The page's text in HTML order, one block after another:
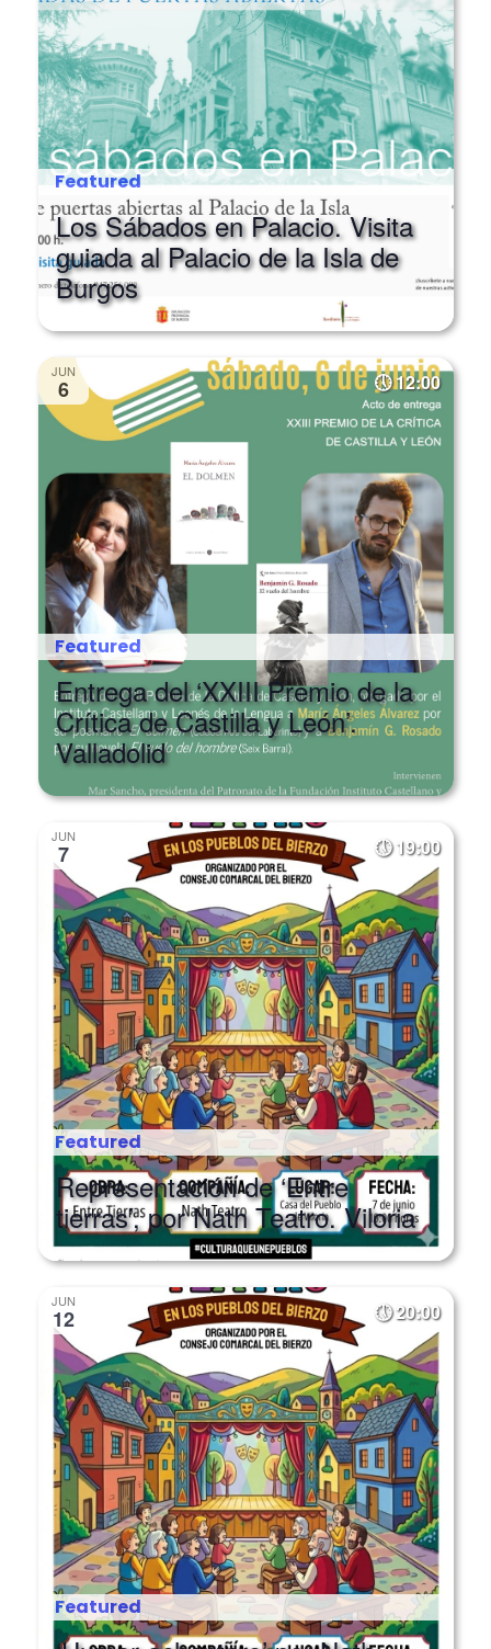
Featured
Los Sábados en Palacio. Visita
guiada al Palacio de la Isla de
Burgos
JUN
6 12:00
Featured
Entrega del ‘XXIII Premio de la
Crítica de Castilla y León’.
Valladolid
JUN
7 19:00
Featured
Representación de ‘Entre
tierras’, por Nath Teatro. Viloria
JUN
12 20:00
Featured